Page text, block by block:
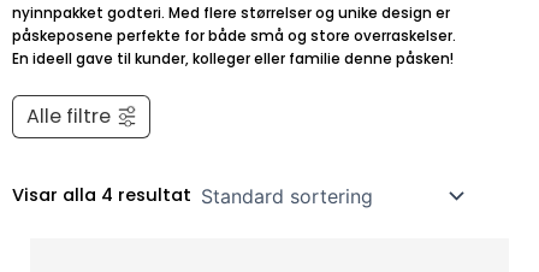
nyinnpakket godteri. Med flere størrelser og unike design er
påskeposene perfekte for både små og store overraskelser.
En ideell gave til kunder, kolleger eller familie denne påsken!
Alle filtre
Visar alla 4 resultat